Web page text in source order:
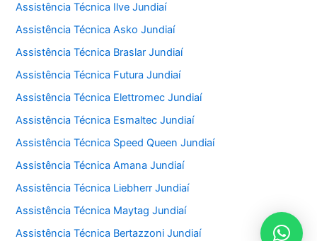
Assistência Técnica Ilve Jundiaí
Assistência Técnica Asko Jundiaí
Assistência Técnica Braslar Jundiaí
Assistência Técnica Futura Jundiaí
Assistência Técnica Elettromec Jundiaí
Assistência Técnica Esmaltec Jundiaí
Assistência Técnica Speed Queen Jundiaí
Assistência Técnica Amana Jundiaí
Assistência Técnica Liebherr Jundiaí
Assistência Técnica Maytag Jundiaí
Assistência Técnica Bertazzoni Jundiaí